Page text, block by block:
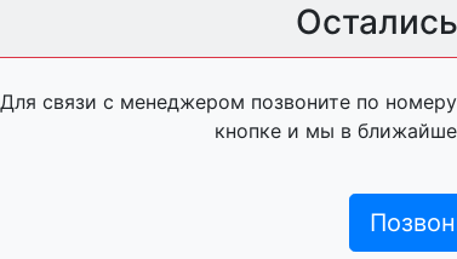
анигравий,
антигравий,
Для связи с менеджером позвоните по номеру
кнопке и мы в